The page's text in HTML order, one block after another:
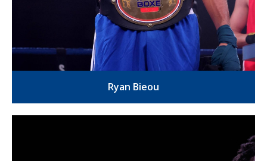
Ryan Bieou